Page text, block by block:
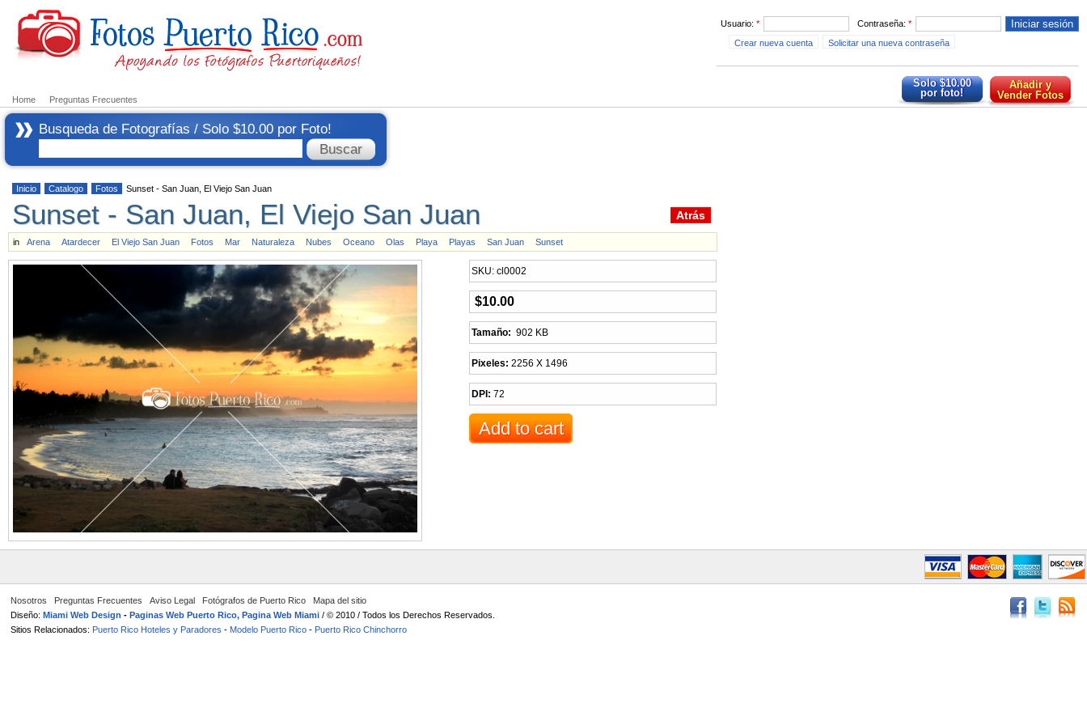
Usuario: * Contraseña: *
Crear nueva cuenta
Solicitar una nueva contraseña
Home Preguntas Frecuentes
Añadir y
Vender Fotos
Solo $10.00
por foto!
Busqueda de Fotografías / Solo $10.00 por Foto!
Inicio Catalogo Fotos Sunset - San Juan, El Viejo San Juan
Sunset - San Juan, El Viejo San Juan
in Arena Atardecer El Viejo San Juan Fotos Mar Naturaleza Nubes Oceano Olas Playa Playas San Juan Sunset
SKU: cl0002
$10.00
Tamaño: 902 KB
Pixeles: 2256 X 1496
DPI: 72
Nosotros Preguntas Frecuentes Aviso Legal Fotógrafos de Puerto Rico
Mapa del sitio
Diseño: Miami Web Design - Paginas Web Puerto Rico, Pagina Web Miami / © 2010 / Todos los Derechos Reservados.
Sitios Relacionados: Puerto Rico Hoteles y Paradores - Modelo Puerto Rico - Puerto Rico Chinchorro